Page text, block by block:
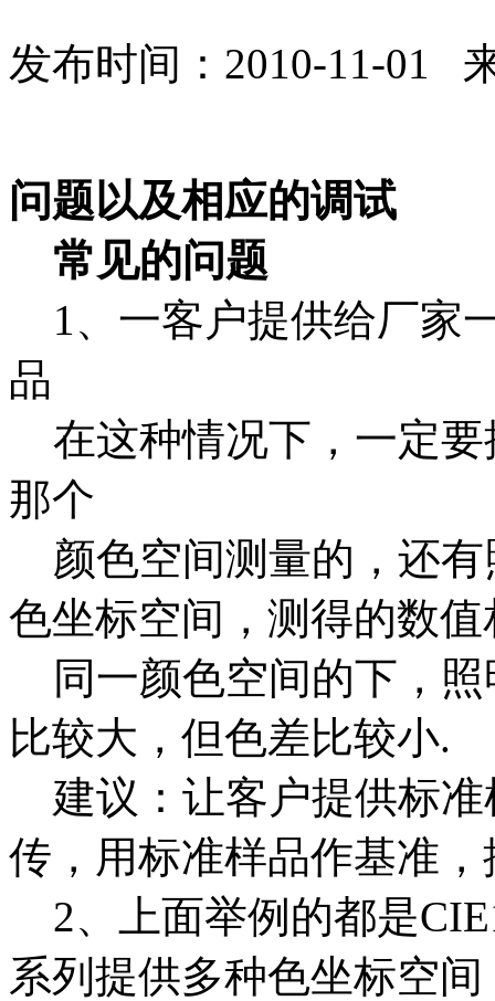
发布时间：2010-11-01
问题以及相应的调试
常见的问题
1、一客户提供给厂家
品
在这种情况下，一定要
那个
颜色空间测量的，还有
色坐标空间，测得的数
同一颜色空间的下，照
比较大，但色差比较小.
建议：让客户提供标准
传，用标准样品作基准
2、上面举例的都是
系列提供多种色坐标空